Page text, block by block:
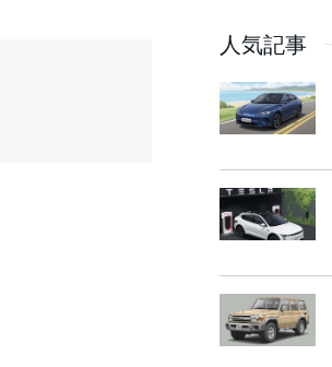
ヴ」シリーズ
人気記事